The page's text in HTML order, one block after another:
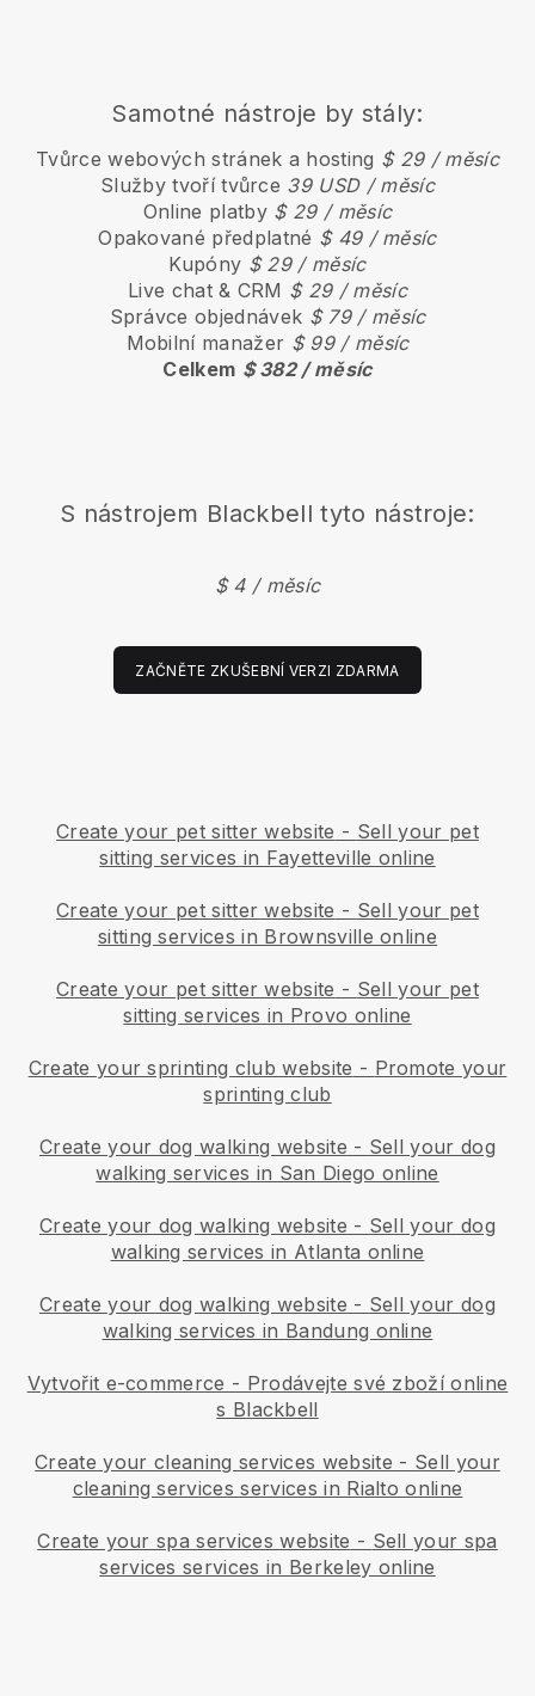
Samotné nástroje by stály:
Tvůrce webových stránek a hosting $ 29 / měsíc
Služby tvoří tvůrce 39 USD / měsíc
Online platby $ 29 / měsíc
Opakované předplatné $ 49 / měsíc
Kupóny $ 29 / měsíc
Live chat & CRM $ 29 / měsíc
Správce objednávek $ 79 / měsíc
Mobilní manažer $ 99 / měsíc
Celkem $ 382 / měsíc
S nástrojem Blackbell tyto nástroje:
$ 4 / měsíc
ZAČNĚTE ZKUŠEBNÍ VERZI ZDARMA
Create your pet sitter website - Sell your pet
sitting services in Fayetteville online
Create your pet sitter website - Sell your pet
sitting services in Brownsville online
Create your pet sitter website - Sell your pet
sitting services in Provo online
Create your sprinting club website - Promote your
sprinting club
Create your dog walking website - Sell your dog
walking services in San Diego online
Create your dog walking website - Sell your dog
walking services in Atlanta online
Create your dog walking website - Sell your dog
walking services in Bandung online
Vytvořit e-commerce - Prodávejte své zboží online
s Blackbell
Create your cleaning services website - Sell your
cleaning services services in Rialto online
Create your spa services website - Sell your spa
services services in Berkeley online